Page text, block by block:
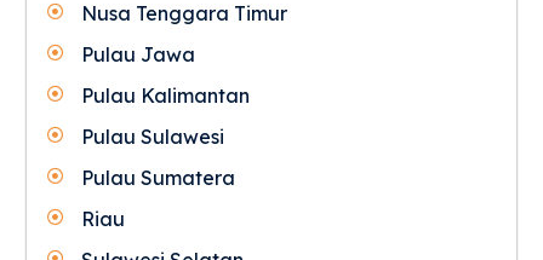
Nusa Tenggara Timur
Pulau Jawa
Pulau Kalimantan
Pulau Sulawesi
Pulau Sumatera
Riau